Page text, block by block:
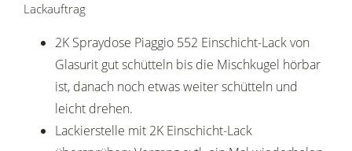
Lackauftrag
2K Spraydose Piaggio 552 Einschicht-Lack von
Glasurit gut schütteln bis die Mischkugel hörbar
ist, danach noch etwas weiter schütteln und
leicht drehen.
Lackierstelle mit 2K Einschicht-Lack